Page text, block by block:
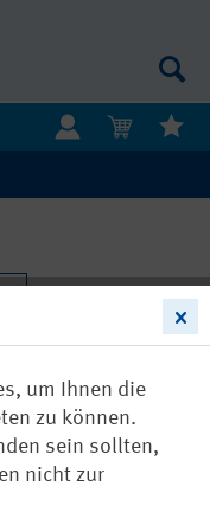
um Ihnen die
zu können.
sein sollten,
nicht zur